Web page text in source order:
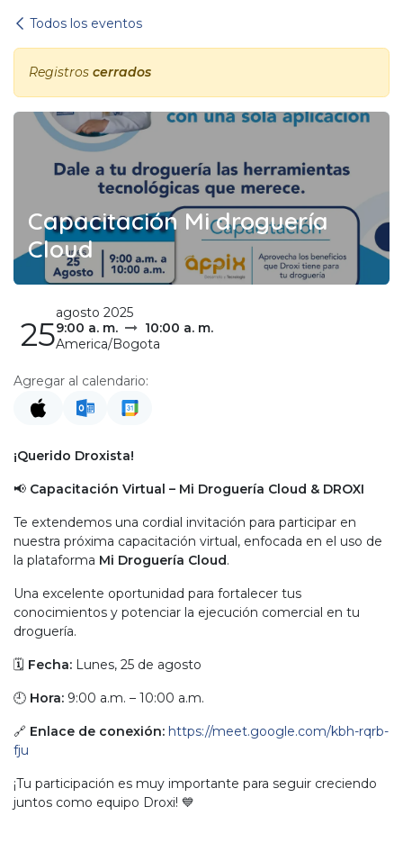
Todos los eventos
Registros cerrados
Capacitación Mi droguería
Cloud
25
agosto 2025
9:00 a. m.
10:00 a. m.
America/Bogota
Agregar al calendario:
¡Querido Droxista!
📢 Capacitación Virtual – Mi Droguería Cloud & DROXI
Te extendemos una cordial invitación para participar en
nuestra próxima capacitación virtual, enfocada en el uso de
la plataforma Mi Droguería Cloud.
Una excelente oportunidad para fortalecer tus
conocimientos y potenciar la ejecución comercial en tu
droguería.
🗓 Fecha: Lunes, 25 de agosto
🕘 Hora: 9:00 a.m. – 10:00 a.m.
🔗 Enlace de conexión: https://meet.google.com/kbh-rqrb-
fju
¡Tu participación es muy importante para seguir creciendo
juntos como equipo Droxi! 💙